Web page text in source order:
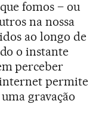
fomos – ou
na nossa
ao longo de
o instante
perceber
permite
gravação